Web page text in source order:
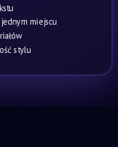
miejscu
stylu